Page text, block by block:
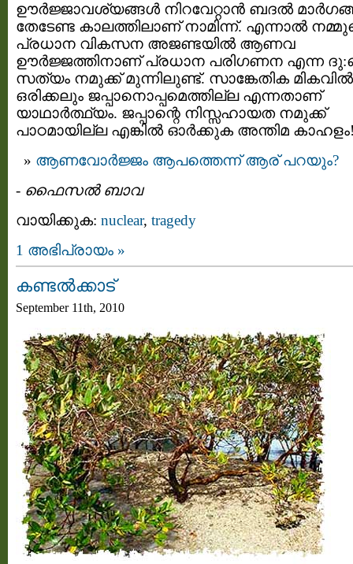
ഊര്‍ജ്ജാവശ്യങ്ങള്‍ നിറവേറ്റാന്‍ ബദല്‍
തേടേണ്ട കാലത്തിലാണ് നാമിന്ന്. എന്നാല്‍
പ്രധാന വികസന അജണ്ടയില്‍ ആണവ
ഊര്‍ജ്ജത്തിനാണ് പ്രധാന പരിഗണന എന്ന
സത്യം നമുക്ക് മുന്നിലുണ്ട്. സാങ്കേതിക മികവില്‍
ഒരിക്കലും ജപ്പാനൊപ്പമെത്തില്ല എന്നതാണ്
യാഥാര്‍ത്ഥ്യം. ജപ്പാന്റെ നിസ്സഹായത നമുക്ക്‌
പാഠമായില്ല എങ്കില്‍ ഓര്‍ക്കുക അന്തിമ
ആണവോര്‍ജ്ജം ആപത്തെന്ന് ആര് പറയും?
- ഫൈസല്‍ ബാവ
വായിക്കുക: nuclear, tragedy
1 അഭിപ്രായം »
കണ്ടല്‍ക്കാട്
September 11th, 2010